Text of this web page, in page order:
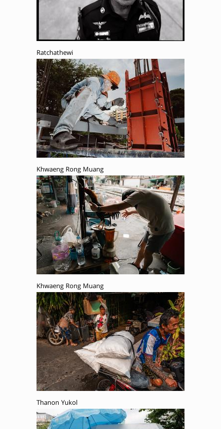
Ratchathewi
Khwaeng Rong Muang
Khwaeng Rong Muang
Thanon Yukol